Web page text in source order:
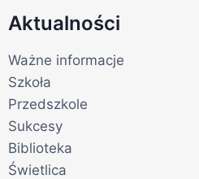
Aktualności
Ważne informacje
Szkoła
Przedszkole
Sukcesy
Biblioteka
Świetlica